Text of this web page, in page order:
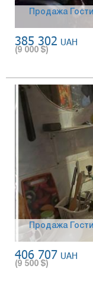
Продажа
385 302 UAH
(9 000 $)
Продажа
406 707 UAH
(9 500 $)